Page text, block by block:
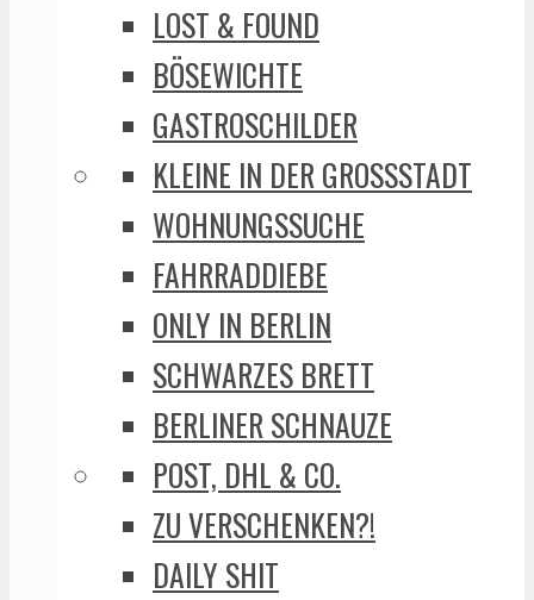
LOST & FOUND
BÖSEWICHTE
GASTROSCHILDER
KLEINE IN DER GROSSSTADT
WOHNUNGSSUCHE
FAHRRADDIEBE
ONLY IN BERLIN
SCHWARZES BRETT
BERLINER SCHNAUZE
POST, DHL & CO.
ZU VERSCHENKEN?!
DAILY SHIT